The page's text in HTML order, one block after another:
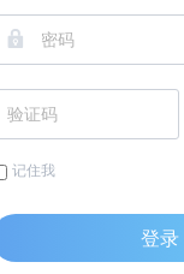
记住我
登录